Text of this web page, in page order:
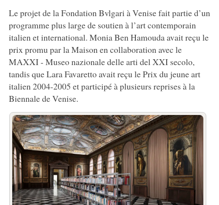
Le projet de la Fondation Bvlgari à Venise fait partie d’un
programme plus large de soutien à l’art contemporain
italien et international. Monia Ben Hamouda avait reçu le
prix promu par la Maison en collaboration avec le
MAXXI - Museo nazionale delle arti del XXI secolo,
tandis que Lara Favaretto avait reçu le Prix du jeune art
italien 2004-2005 et participé à plusieurs reprises à la
Biennale de Venise.